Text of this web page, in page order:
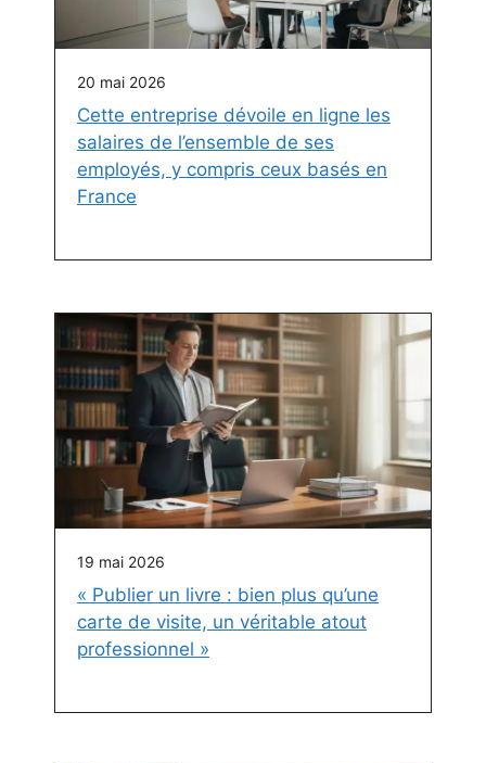
20 mai 2026
Cette entreprise dévoile en ligne les
salaires de l’ensemble de ses
employés, y compris ceux basés en
France
19 mai 2026
« Publier un livre : bien plus qu’une
carte de visite, un véritable atout
professionnel »